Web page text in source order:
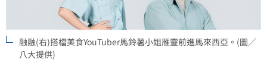
融融(右)搭檔美食YouTuber馬鈴薯小姐雁靈前進馬來西亞。(圖／
八大提供)